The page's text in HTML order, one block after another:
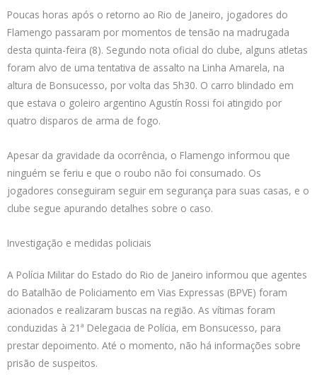
Poucas horas após o retorno ao Rio de Janeiro, jogadores do
Flamengo passaram por momentos de tensão na madrugada
desta quinta-feira (8). Segundo nota oficial do clube, alguns atletas
foram alvo de uma tentativa de assalto na Linha Amarela, na
altura de Bonsucesso, por volta das 5h30. O carro blindado em
que estava o goleiro argentino Agustín Rossi foi atingido por
quatro disparos de arma de fogo.
Apesar da gravidade da ocorrência, o Flamengo informou que
ninguém se feriu e que o roubo não foi consumado. Os
jogadores conseguiram seguir em segurança para suas casas, e o
clube segue apurando detalhes sobre o caso.
Investigação e medidas policiais
A Polícia Militar do Estado do Rio de Janeiro informou que agentes
do Batalhão de Policiamento em Vias Expressas (BPVE) foram
acionados e realizaram buscas na região. As vítimas foram
conduzidas à 21ª Delegacia de Polícia, em Bonsucesso, para
prestar depoimento. Até o momento, não há informações sobre
prisão de suspeitos.